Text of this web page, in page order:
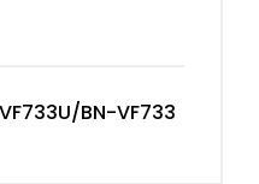
BN-VF733